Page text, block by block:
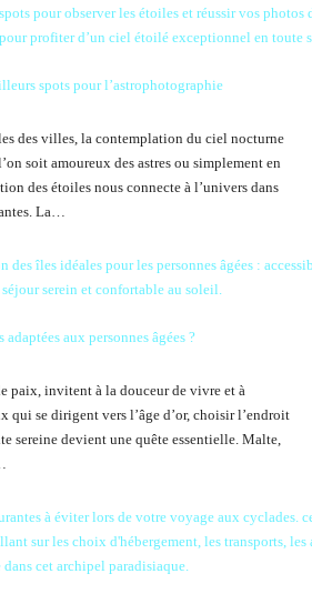
spots pour l’astrophotographie
des villes, la contemplation du ciel nocturne
soit amoureux des astres ou simplement en
des étoiles nous connecte à l’univers dans
La…
aux personnes âgées ?
paix, invitent à la douceur de vivre et à
qui se dirigent vers l’âge d’or, choisir l’endroit
sereine devient une quête essentielle. Malte,